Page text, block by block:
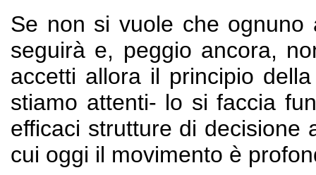
Se non si vuole che
seguirà e, peggio ancora,
accetti allora il principio
stiamo attenti- lo si faccia
efficaci strutture di decisione
cui oggi il movimento è